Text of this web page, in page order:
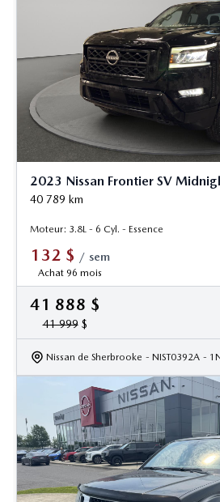
2023 Nissan Frontier SV
40 789 km
Moteur: 3.8L - 6 Cyl. - Essence
132 $ / sem
Achat 96 mois
41 888 $
41 999$
Nissan de Sherbrooke - NIST0392A -